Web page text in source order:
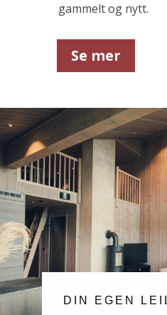
gammelt og nytt.
Se mer
DIN EGEN